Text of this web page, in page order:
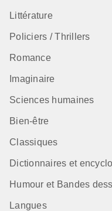
Littérature
Policiers / Thrillers
Romance
Imaginaire
Sciences humaines
Bien-être
Classiques
Dictionnaires et
Humour et Bandes
Langues